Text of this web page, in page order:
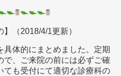
】（2018/4/1更新）
体的にまとめました。定期
で、ご来院の前には必ずご確
ても受付にて適切な診療科の